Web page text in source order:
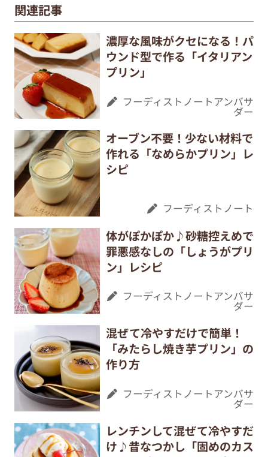
関連記事
濃厚な風味がクセになる！パ
ウンド型で作る「イタリアン
プリン」
フーディストノートアンバサ
ダー
オーブン不要！少ない材料で
作れる「なめらかプリン」レ
シピ
フーディストノート
体がぽかぽか♪砂糖控えめで
罪悪感なしの「しょうがプリ
ン」レシピ
フーディストノートアンバサ
ダー
混ぜて冷やすだけで簡単！
「みたらし焼き芋プリン」の
作り方
フーディストノートアンバサ
ダー
レンチンして混ぜて冷やすだ
け♪昔なつかし「固めのカス